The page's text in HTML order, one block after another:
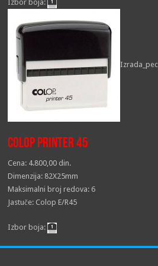
Izbor boja:
Colop printer 45
Cena: 4.800,00 din.
Dimenzija: 82X25mm
Maksimalni broj redova: 6
Jastuče: Colop E/R45
Izbor boja: